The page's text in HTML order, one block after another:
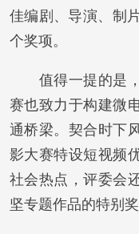
佳编剧、导演、制
个奖项。
值得一提的是，
赛也致力于构建微
通桥梁。契合时下
影大赛特设短视频
社会热点，评委会
坚专题作品的特别奖